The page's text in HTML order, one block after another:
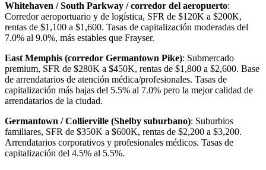
Whitehaven / South Parkway / corredor del aeropuerto:
Corredor aeroportuario y de logística, SFR de $120K a $200K,
rentas de $1,100 a $1,600. Tasas de capitalización moderadas del
7.0% al 9.0%, más estables que Frayser.
East Memphis (corredor Germantown Pike): Submercado
premium, SFR de $280K a $450K, rentas de $1,800 a $2,600. Base
de arrendatarios de atención médica/profesionales. Tasas de
capitalización más bajas del 5.5% al 7.0% pero la mejor calidad de
arrendatarios de la ciudad.
Germantown / Collierville (Shelby suburbano): Suburbios
familiares, SFR de $350K a $600K, rentas de $2,200 a $3,200.
Arrendatarios corporativos y profesionales médicos. Tasas de
capitalización del 4.5% al 5.5%.